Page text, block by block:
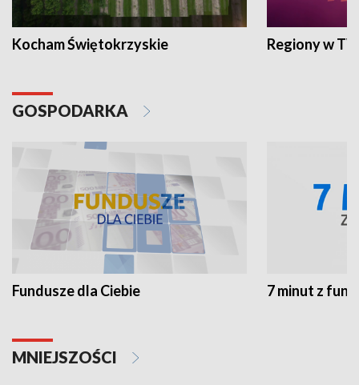
Kocham Świętokrzyskie Regiony w
GOSPODARKA
Fundusze dla Ciebie 7 minut z
MNIEJSZOŚCI